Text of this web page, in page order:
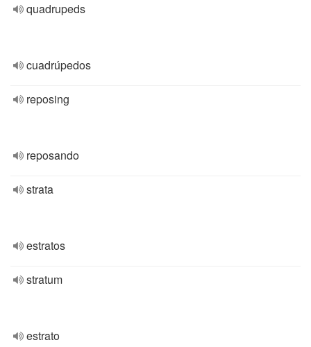
quadrupeds
cuadrúpedos
reposing
reposando
strata
estratos
stratum
estrato